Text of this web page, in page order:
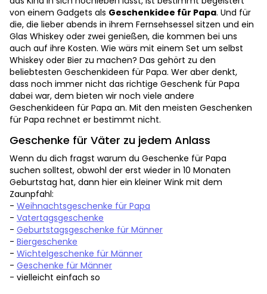
von einem Gadgets als Geschenkidee für Papa. Und für
die, die lieber abends in ihrem Fernsehsessel sitzen und ein
Glas Whiskey oder zwei genießen, die kommen bei uns
auch auf ihre Kosten. Wie wärs mit einem Set um selbst
Whiskey oder Bier zu machen? Das gehört zu den
beliebtesten Geschenkideen für Papa. Wer aber denkt,
dass noch immer nicht das richtige Geschenk für Papa
dabei war, dem bieten wir noch viele andere
Geschenkideen für Papa an. Mit den meisten Geschenken
für Papa rechnet er bestimmt nicht.
Geschenke für Väter zu jedem Anlass
Wenn du dich fragst warum du Geschenke für Papa
suchen solltest, obwohl der erst wieder in 10 Monaten
Geburtstag hat, dann hier ein kleiner Wink mit dem
Zaunpfahl:
- Weihnachtsgeschenke für Papa
- Vatertagsgeschenke
- Geburtstagsgeschenke für Männer
- Biergeschenke
- Wichtelgeschenke für Männer
- Geschenke für Männer
- vielleicht einfach so